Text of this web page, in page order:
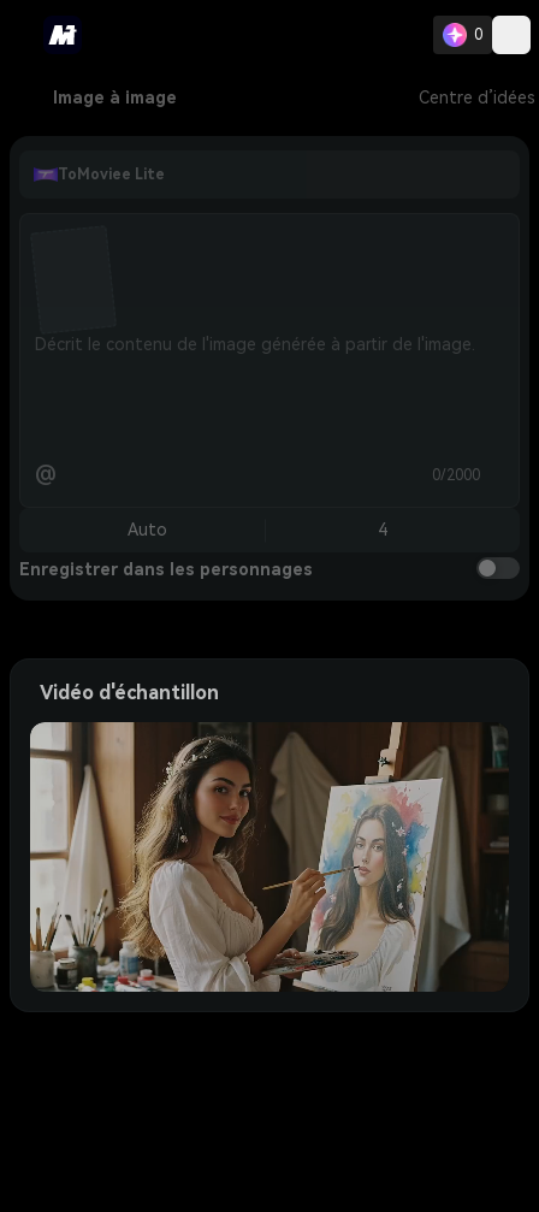
0
Image à image Centre d’idées
ToMoviee Lite
@ 0/2000
Auto 4
Enregistrer dans les personnages
Vidéo d'échantillon